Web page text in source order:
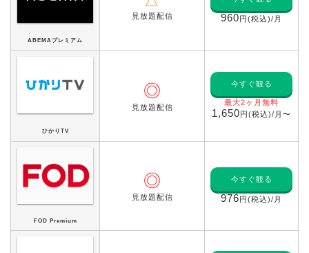
ABEMAプレミアム
見放題配信 960円(税込)/月
ひかりTV
◎
見放題配信
今すぐ観る
最大2ヶ月無料
1,650円(税込)/月〜
FOD Premium
◎
見放題配信
今すぐ観る
976円(税込)/月